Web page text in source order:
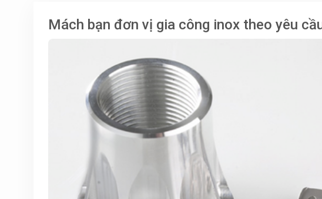
Mách bạn đơn vị gia công inox theo yêu